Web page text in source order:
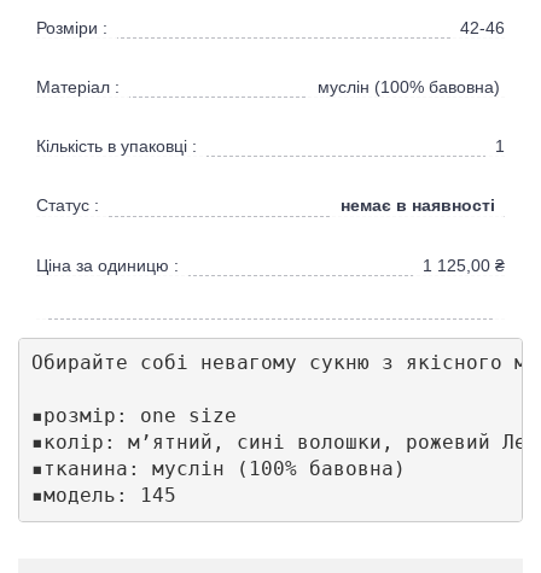
Розміри : 42-46
Матеріал : муслін (100% бавовна)
Кількість в упаковці : 1
Статус : немає в наявності
Ціна за одиницю : 1 125,00 ₴
Обирайте собі невагому сукню з якісного
▪️розмір: one size
▪️колір: м’ятний, сині волошки, рожевий
▪️тканина: муслін (100% бавовна)
▪️модель: 145